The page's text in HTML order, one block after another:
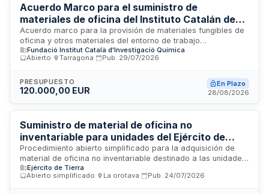
Acuerdo Marco para el suministro de
materiales de oficina del Instituto Catalán de
Investigación Química
Acuerdo marco para la provisión de materiales fungibles de
oficina y otros materiales del entorno de trabajo
administrativo destinados a cubrir las necesidades del
Instituto Catalán de Investigación Química. El contrato se
de oficina y otro material del entorno administrativo. La
duración total del acuerdo, incluidas posibles prórrogas, se
suministros serán cargados a la partida presupuestaria de
material de oficina no inventariable y podrán financiarse
mediante proyectos competitivos de organismos nacionales
e internacionales como la Comisión Europea, la Agencia
Estatal de Investigación y fondos europeos.
Fundació Institut Català d'Investigació Química
Abierto
Tarragona Pub. 29/07/2026
PRESUPUESTO
120.000,00 EUR
En Plazo
28/08/2026
Suministro de material de oficina no
inventariable para unidades del Ejército de
Tierra en Canarias
Procedimiento abierto simplificado para la adquisición de
material de oficina no inventariable destinado a las unidades,
centros y organismos del Ejército de Tierra en Canarias. El
suministro incluye bienes consumibles de oficina conforme a
Ejército de Tierra
Abierto simplificado
La orotava Pub. 24/07/2026